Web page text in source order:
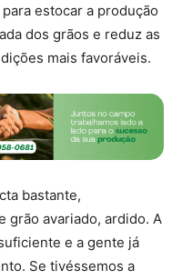
estocar a produção
dos grãos e reduz as
mais favoráveis.
bastante,
grão avariado, ardido. A
e a gente já
Se tivéssemos a